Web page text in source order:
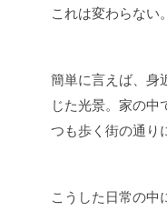
これは変わらない。
簡単に言えば、身
じた光景。家の中
つも歩く街の通り
こうした日常の中